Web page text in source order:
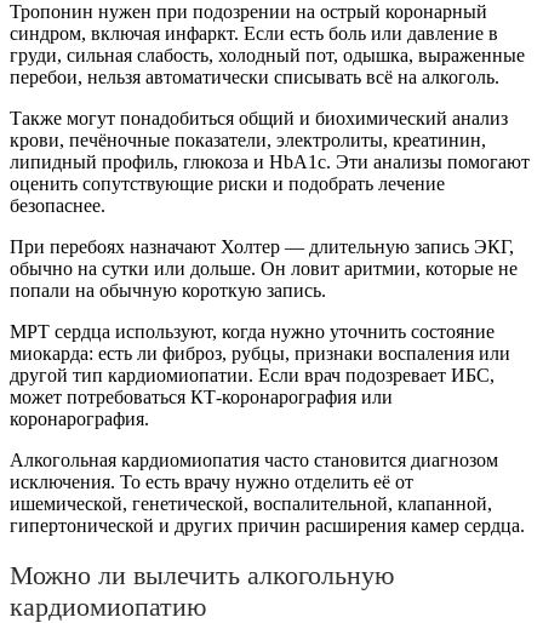
Тропонин нужен при подозрении на острый коронарный
синдром, включая инфаркт. Если есть боль или давление в
груди, сильная слабость, холодный пот, одышка, выраженные
перебои, нельзя автоматически списывать всё на алкоголь.
Также могут понадобиться общий и биохимический анализ
крови, печёночные показатели, электролиты, креатинин,
липидный профиль, глюкоза и HbA1c. Эти анализы помогают
оценить сопутствующие риски и подобрать лечение
безопаснее.
При перебоях назначают Холтер — длительную запись ЭКГ,
обычно на сутки или дольше. Он ловит аритмии, которые не
попали на обычную короткую запись.
МРТ сердца используют, когда нужно уточнить состояние
миокарда: есть ли фиброз, рубцы, признаки воспаления или
другой тип кардиомиопатии. Если врач подозревает ИБС,
может потребоваться КТ-коронарография или
коронарография.
Алкогольная кардиомиопатия часто становится диагнозом
исключения. То есть врачу нужно отделить её от
ишемической, генетической, воспалительной, клапанной,
гипертонической и других причин расширения камер сердца.
Можно ли вылечить алкогольную
кардиомиопатию